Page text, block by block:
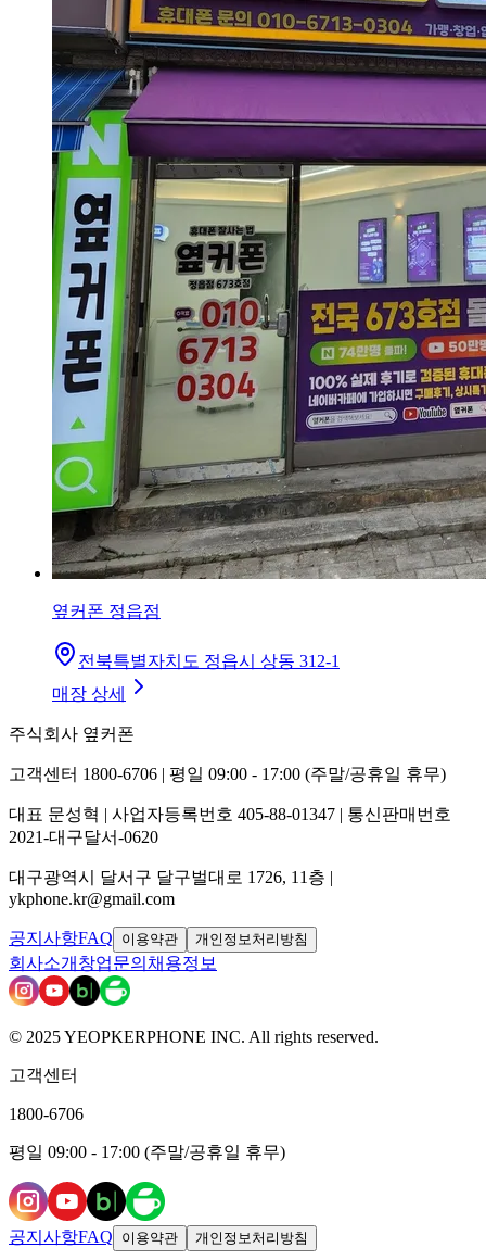
옆커폰 정읍점
전북특별자치도 정읍시 상동 312-1
매장 상세
주식회사 옆커폰
고객센터 1800-6706 | 평일 09:00 - 17:00 (주말/공휴일 휴무)
대표 문성혁 | 사업자등록번호 405-88-01347 | 통신판매번호
2021-대구달서-0620
대구광역시 달서구 달구벌대로 1726, 11층 |
ykphone.kr@gmail.com
공지사항FAQ 이용약관 개인정보처리방침
회사소개 창업문의 채용정보
© 2025 YEOPKERPHONE INC. All rights reserved.
고객센터
1800-6706
평일 09:00 - 17:00 (주말/공휴일 휴무)
공지사항FAQ 이용약관 개인정보처리방침